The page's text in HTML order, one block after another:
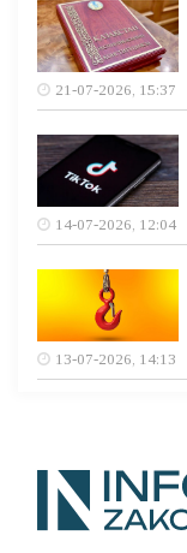
21-07-2026, 15:37
14-07-2026, 12:04
13-07-2026, 14:13